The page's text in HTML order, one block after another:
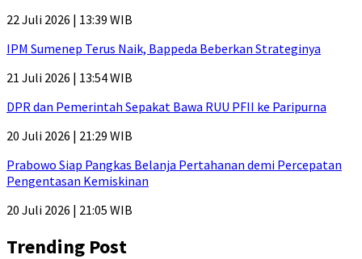
22 Juli 2026 | 13:39 WIB
IPM Sumenep Terus Naik, Bappeda Beberkan Strateginya
21 Juli 2026 | 13:54 WIB
DPR dan Pemerintah Sepakat Bawa RUU PFII ke Paripurna
20 Juli 2026 | 21:29 WIB
Prabowo Siap Pangkas Belanja Pertahanan demi Percepatan
Pengentasan Kemiskinan
20 Juli 2026 | 21:05 WIB
Trending Post